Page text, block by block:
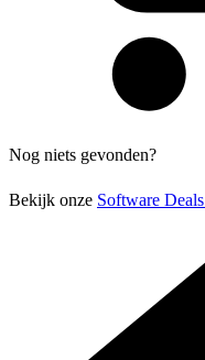
Nog niets gevonden?
Bekijk onze Software Deals